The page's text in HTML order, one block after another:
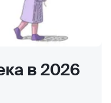
в 2026